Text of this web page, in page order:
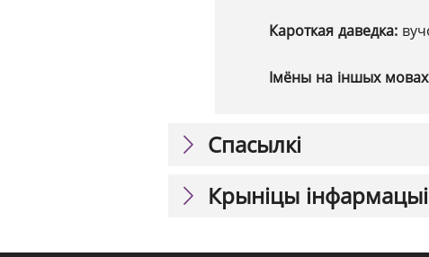
Кароткая даведка:
Імёны на іншых
Спасылкі
Крыніцы інфармацыі